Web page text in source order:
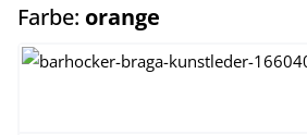
Farbe: orange